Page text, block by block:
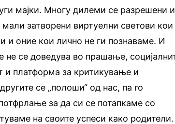
мајки. Многу дилеми се разрешени и
затворени виртуелни светови кои
и оние кои лично не ги познаваме. И
не се доведува во прашање,
и платформа за критикување и
се „полоши“ од нас, па го
за да си се потапкаме со
на своите успеси како родители.